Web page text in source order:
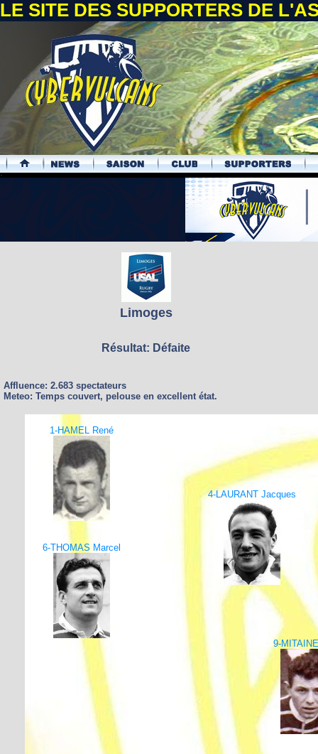
LE SITE DES SUPPORTERS DE
.
Limoges
Résultat: Défaite
Affluence: 2.683 spectateurs
Meteo: Temps couvert, pelouse en excellent état.
1-HAMEL René
4-LAURANT Jacques
6-THOMAS Marcel
9-